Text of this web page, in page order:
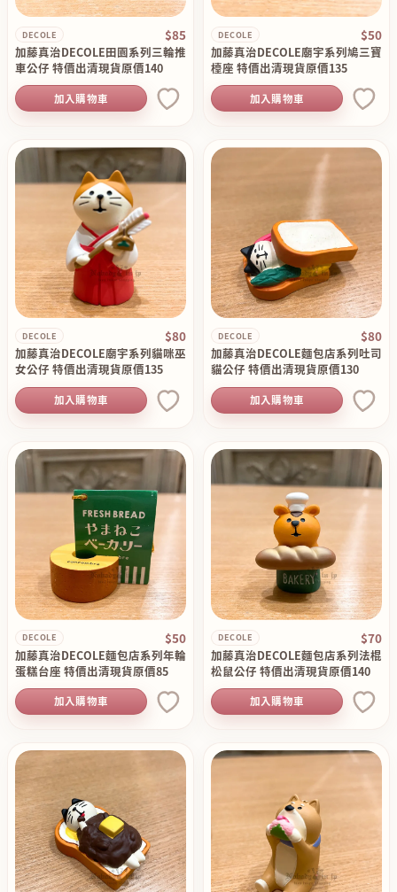
DECOLE $85
加藤真治DECOLE田園系列三輪推
車公仔 特價出清現貨原價140
加入購物車
DECOLE $50
加藤真治DECOLE廟宇系列鳩三寶
檯座 特價出清現貨原價135
加入購物車
DECOLE $80
加藤真治DECOLE廟宇系列貓咪巫
女公仔 特價出清現貨原價135
加入購物車
DECOLE $80
加藤真治DECOLE麵包店系列吐司
貓公仔 特價出清現貨原價130
加入購物車
DECOLE $50
加藤真治DECOLE麵包店系列年輪
蛋糕台座 特價出清現貨原價85
加入購物車
DECOLE $70
加藤真治DECOLE麵包店系列法棍
松鼠公仔 特價出清現貨原價140
加入購物車